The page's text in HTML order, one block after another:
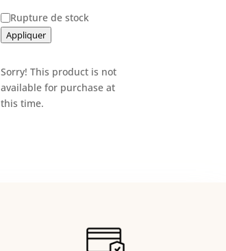
Disponibilité
Rupture de stock
Appliquer
Sorry! This product is not
available for purchase at
this time.